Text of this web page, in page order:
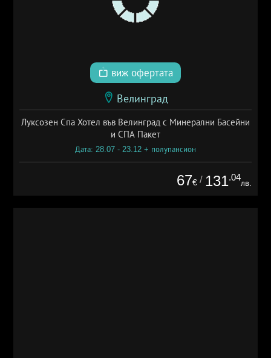
виж офертата
Велинград
Луксозен Спа Хотел във Велинград с Минерални Басейни
и СПА Пакет
Дата: 28.07 - 23.12 + полупансион
67€ / 131.04
лв.